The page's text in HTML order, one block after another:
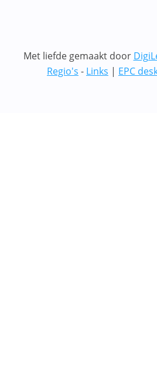
Met liefde gemaakt door
Regio's - Links | EPC